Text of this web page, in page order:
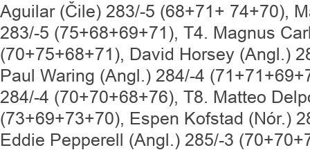
Aguilar (Čile) 283/-5 (68+71+ 74+70),
283/-5 (75+68+69+71), T4. Magnus
(70+75+68+71), David Horsey (Angl.)
Paul Waring (Angl.) 284/-4
284/-4 (70+70+68+76), T8. Matteo
(73+69+73+70), Espen Kofstad (Nór.)
Eddie Pepperell (Angl.) 285/-3